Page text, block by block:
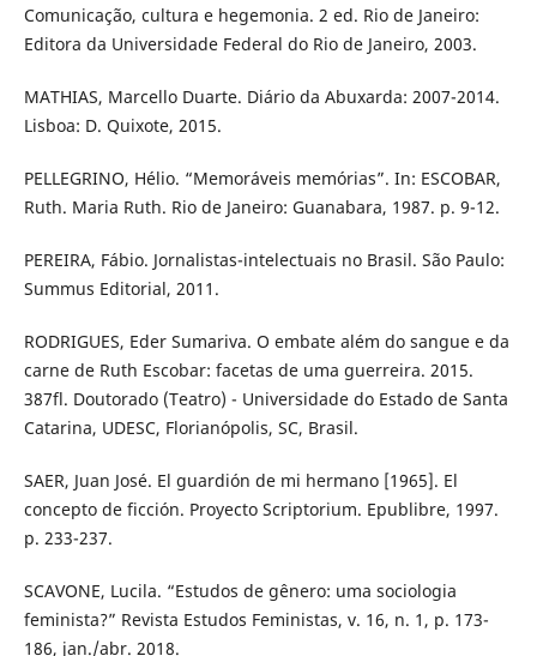
Comunicação, cultura e hegemonia. 2 ed. Rio de Janeiro:
Editora da Universidade Federal do Rio de Janeiro, 2003.
MATHIAS, Marcello Duarte. Diário da Abuxarda: 2007-2014.
Lisboa: D. Quixote, 2015.
PELLEGRINO, Hélio. “Memoráveis memórias”. In: ESCOBAR,
Ruth. Maria Ruth. Rio de Janeiro: Guanabara, 1987. p. 9-12.
PEREIRA, Fábio. Jornalistas-intelectuais no Brasil. São Paulo:
Summus Editorial, 2011.
RODRIGUES, Eder Sumariva. O embate além do sangue e da
carne de Ruth Escobar: facetas de uma guerreira. 2015.
387fl. Doutorado (Teatro) - Universidade do Estado de Santa
Catarina, UDESC, Florianópolis, SC, Brasil.
SAER, Juan José. El guardión de mi hermano [1965]. El
concepto de ficción. Proyecto Scriptorium. Epublibre, 1997.
p. 233-237.
SCAVONE, Lucila. “Estudos de gênero: uma sociologia
feminista?” Revista Estudos Feministas, v. 16, n. 1, p. 173-
186, jan./abr. 2018.